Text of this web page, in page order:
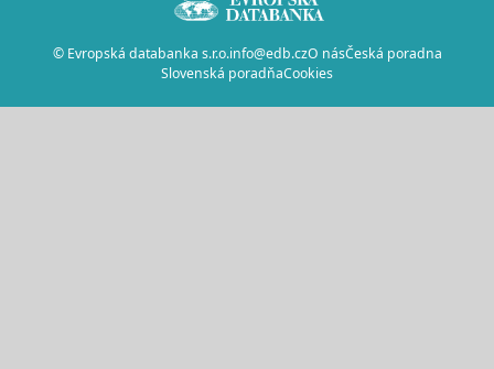
© Evropská databanka s.r.o.info@edb.czO násČeská poradna
Slovenská poradňaCookies